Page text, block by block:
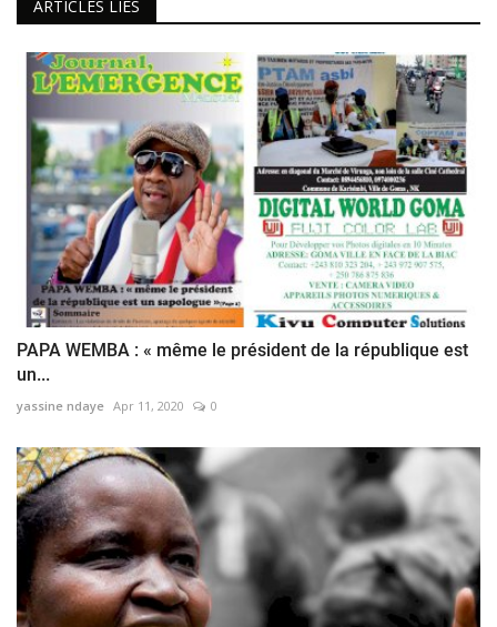
ARTICLES LIÉS
PAPA WEMBA : « même le président de la république est
un...
yassine ndaye Apr 11, 2020 0